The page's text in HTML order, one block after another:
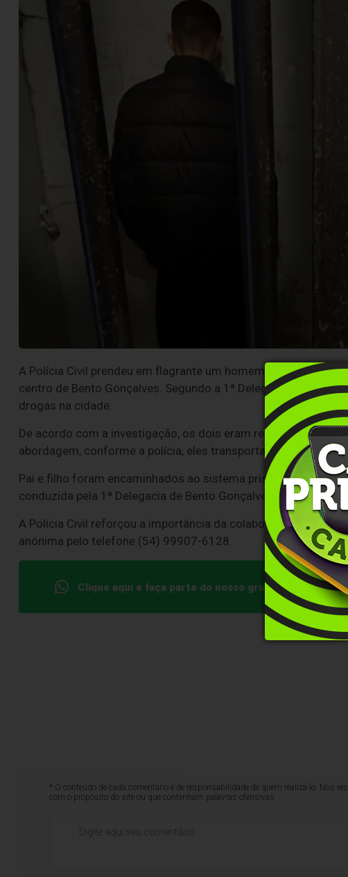
A Polícia Civil prendeu em flagrante um homem de 42 anos e
centro de Bento Gonçalves. Segundo a 1ª Delegacia de
drogas na cidade.
De acordo com a investigação, os dois eram responsáveis
abordagem, conforme a polícia, eles transportavam 12
Pai e filho foram encaminhados ao sistema prisional e
conduzida pela 1ª Delegacia de Bento Gonçalves.
A Polícia Civil reforçou a importância da colaboração da
anônima pelo telefone (54) 99907-6128.
Clique aqui e faça parte do nosso grupo no WhatsApp
* O conteúdo de cada comentário é de responsabilidade de quem realizá-lo. Nos
com o propósito do site ou que contenham palavras ofensivas.